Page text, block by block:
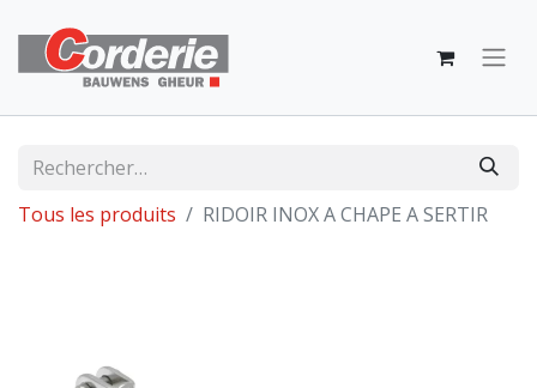
Tous les produits RIDOIR INOX A CHAPE A SERTIR